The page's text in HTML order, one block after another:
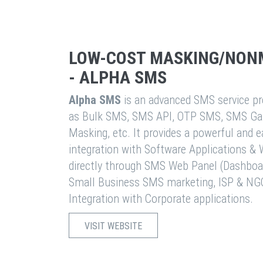
LOW-COST MASKING/
- ALPHA SMS
Alpha SMS is an advanced SMS service
as Bulk SMS, SMS API, OTP SMS, SMS
Masking, etc. It provides a powerful and
integration with Software Applications &
directly through SMS Web Panel
Small Business SMS marketing, ISP &
Integration with Corporate applications.
VISIT WEBSITE